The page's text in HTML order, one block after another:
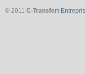
© 2011 C-Transfert